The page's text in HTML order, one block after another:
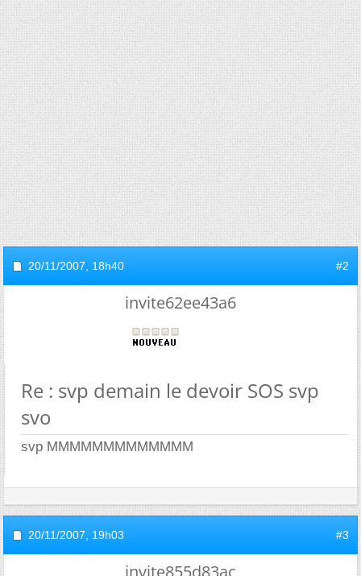
20/11/2007, 18h40 #2
invite62ee43a6
Re : svp demain le devoir SOS svp
svo
svp MMMMMMMMMMMMM
20/11/2007, 19h03 #3
invite855d83ac